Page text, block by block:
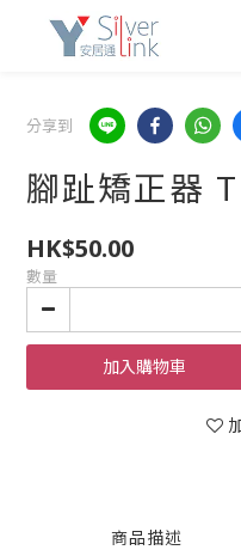
分享到
腳趾矯正器
HK$50.00
數量
加入購物車
商品描述